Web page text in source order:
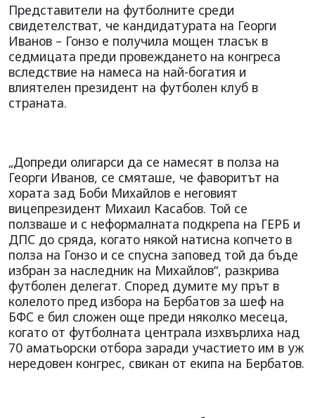
Представители на футболните среди
свидетелстват, че кандидатурата на Георги
Иванов – Гонзо е получила мощен тласък в
седмицата преди провеждането на конгреса
вследствие на намеса на най-богатия и
влиятелен президент на футболен клуб в
страната.
„Допреди олигарси да се намесят в полза на
Георги Иванов, се смяташе, че фаворитът на
хората зад Боби Михайлов е неговият
вицепрезидент Михаил Касабов. Той се
ползваше и с неформалната подкрепа на ГЕРБ и
ДПС до сряда, когато някой натисна копчето в
полза на Гонзо и се спусна заповед той да бъде
избран за наследник на Михайлов“, разкрива
футболен делегат. Според думите му прът в
колелото пред избора на Бербатов за шеф на
БФС е бил сложен още преди няколко месеца,
когато от футболната централа изхвърлиха над
70 аматьорски отбора заради участието им в уж
нередовен конгрес, свикан от екипа на Бербатов.